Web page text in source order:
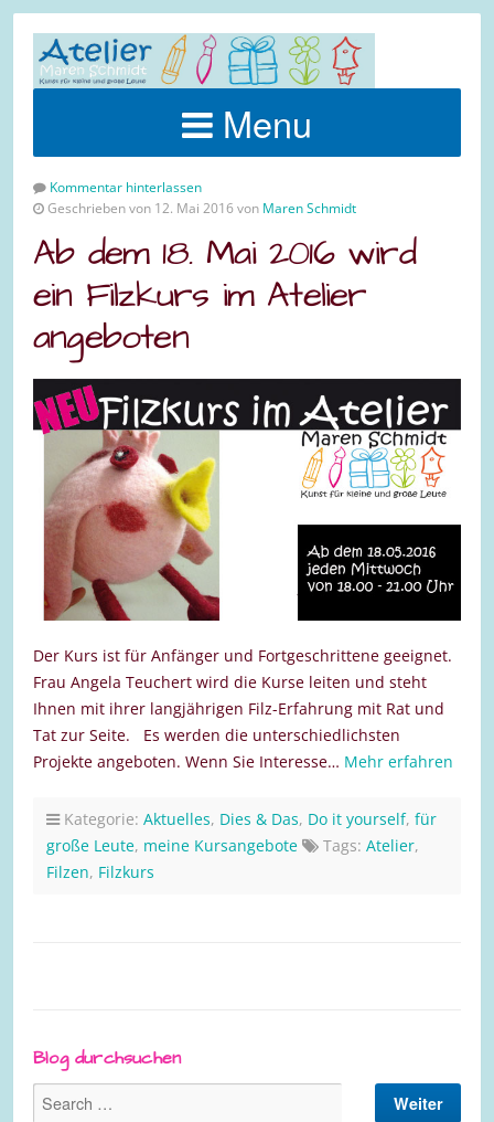
Menu
Kommentar hinterlassen
Geschrieben von 12. Mai 2016 von Maren Schmidt
Ab dem 18. Mai 2016 wird
ein Filzkurs im Atelier
angeboten
Der Kurs ist für Anfänger und Fortgeschrittene geeignet.
Frau Angela Teuchert wird die Kurse leiten und steht
Ihnen mit ihrer langjährigen Filz-Erfahrung mit Rat und
Tat zur Seite. Es werden die unterschiedlichsten
Projekte angeboten. Wenn Sie Interesse… Mehr erfahren
Kategorie: Aktuelles, Dies & Das, Do it yourself, für
große Leute, meine Kursangebote Tags: Atelier,
Filzen, Filzkurs
Blog durchsuchen